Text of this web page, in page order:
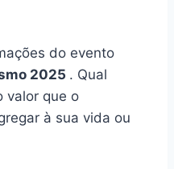
do evento
2025 . Qual
valor que o
à sua vida ou